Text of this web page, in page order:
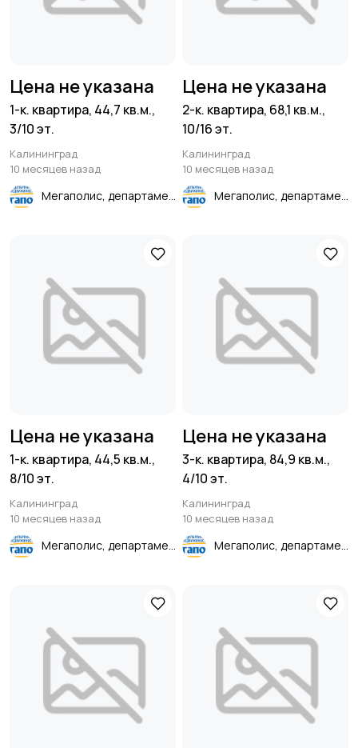
Цена не указана
1-к. квартира, 44,7 кв.м.,
3/10 эт.
Калининград
10 месяцев назад
Мегаполис, департамент недвижимости
Цена не указана
2-к. квартира, 68,1 кв.м.,
10/16 эт.
Калининград
10 месяцев назад
Мегаполис, департамент недвижимости
Цена не указана
1-к. квартира, 44,5 кв.м.,
8/10 эт.
Калининград
10 месяцев назад
Мегаполис, департамент недвижимости
Цена не указана
3-к. квартира, 84,9 кв.м.,
4/10 эт.
Калининград
10 месяцев назад
Мегаполис, департамент недвижимости